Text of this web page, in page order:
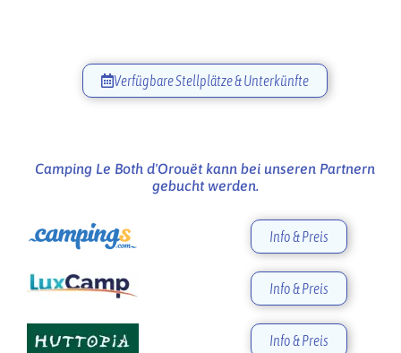
Verfügbare Stellplätze & Unterkünfte
Camping Le Both d'Orouët kann bei unseren Partnern
gebucht werden.
Info & Preis
Info & Preis
Info & Preis